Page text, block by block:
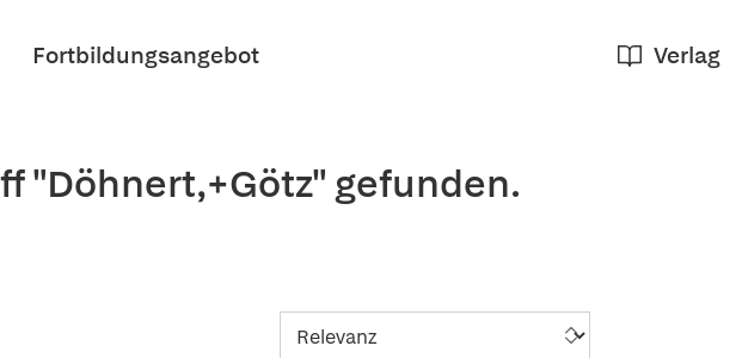
Verlag
Fortbildungsangebot
"Döhnert,+Götz" gefunden.